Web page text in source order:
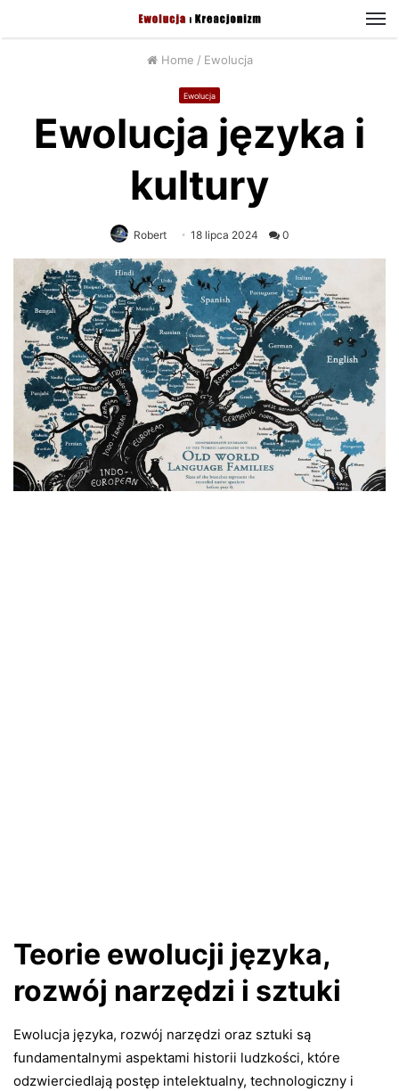
Home / Ewolucja
Ewolucja
Ewolucja języka i
kultury
Robert 18 lipca 2024 0
Teorie ewolucji języka,
rozwój narzędzi i sztuki
Ewolucja języka, rozwój narzędzi oraz sztuki są
fundamentalnymi aspektami historii ludzkości, które
odzwierciedlają postęp intelektualny, technologiczny i